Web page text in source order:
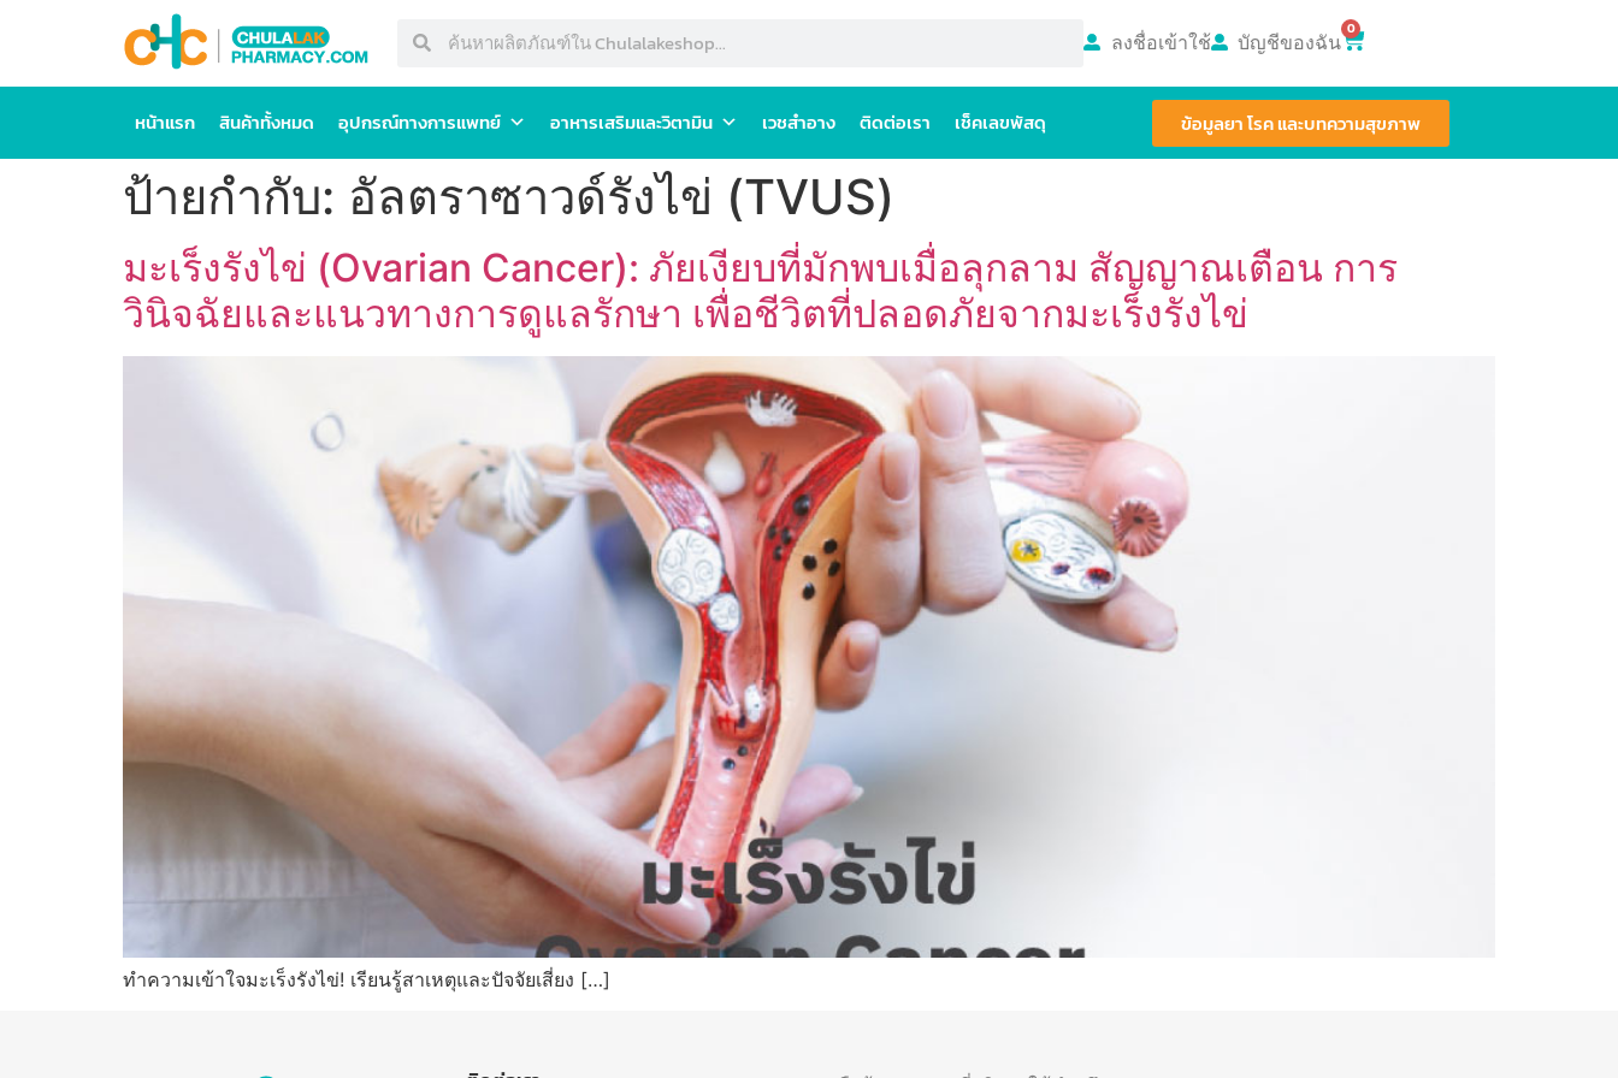
ลงชื่อเข้าใช้ บัญชีของฉัน 0
หน้าแรก สินค้าทั้งหมด อุปกรณ์ทางการแพทย์ อาหารเสริมและวิตามิน เวชสำอาง ติดต่อเรา เช็คเลขพัสดุ ข้อมูลยา โรค และบทความสุขภาพ
ป้ายกำกับ: อัลตราซาวด์รังไข่ (TVUS)
มะเร็งรังไข่ (Ovarian Cancer): ภัยเงียบที่มักพบเมื่อลุกลาม สัญญาณเตือน การ
วินิจฉัยและแนวทางการดูแลรักษา เพื่อชีวิตที่ปลอดภัยจากมะเร็งรังไข่
ทำความเข้าใจมะเร็งรังไข่! เรียนรู้สาเหตุและปัจจัยเสี่ยง […]